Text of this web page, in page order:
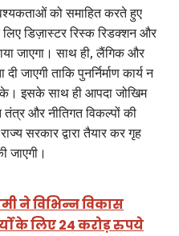
को समाहित करते हुए
डिज़ास्टर रिस्क रिडक्शन और
जाएगा। साथ ही, लैंगिक और
जाएगी ताकि पुनर्निर्माण कार्य न
इसके साथ ही आपदा जोखिम
और नीतिगत विकल्पों की
सरकार द्वारा तैयार कर गृह
जाएगी।
ने विभिन्न विकास
के लिए 24 करोड़ रुपये